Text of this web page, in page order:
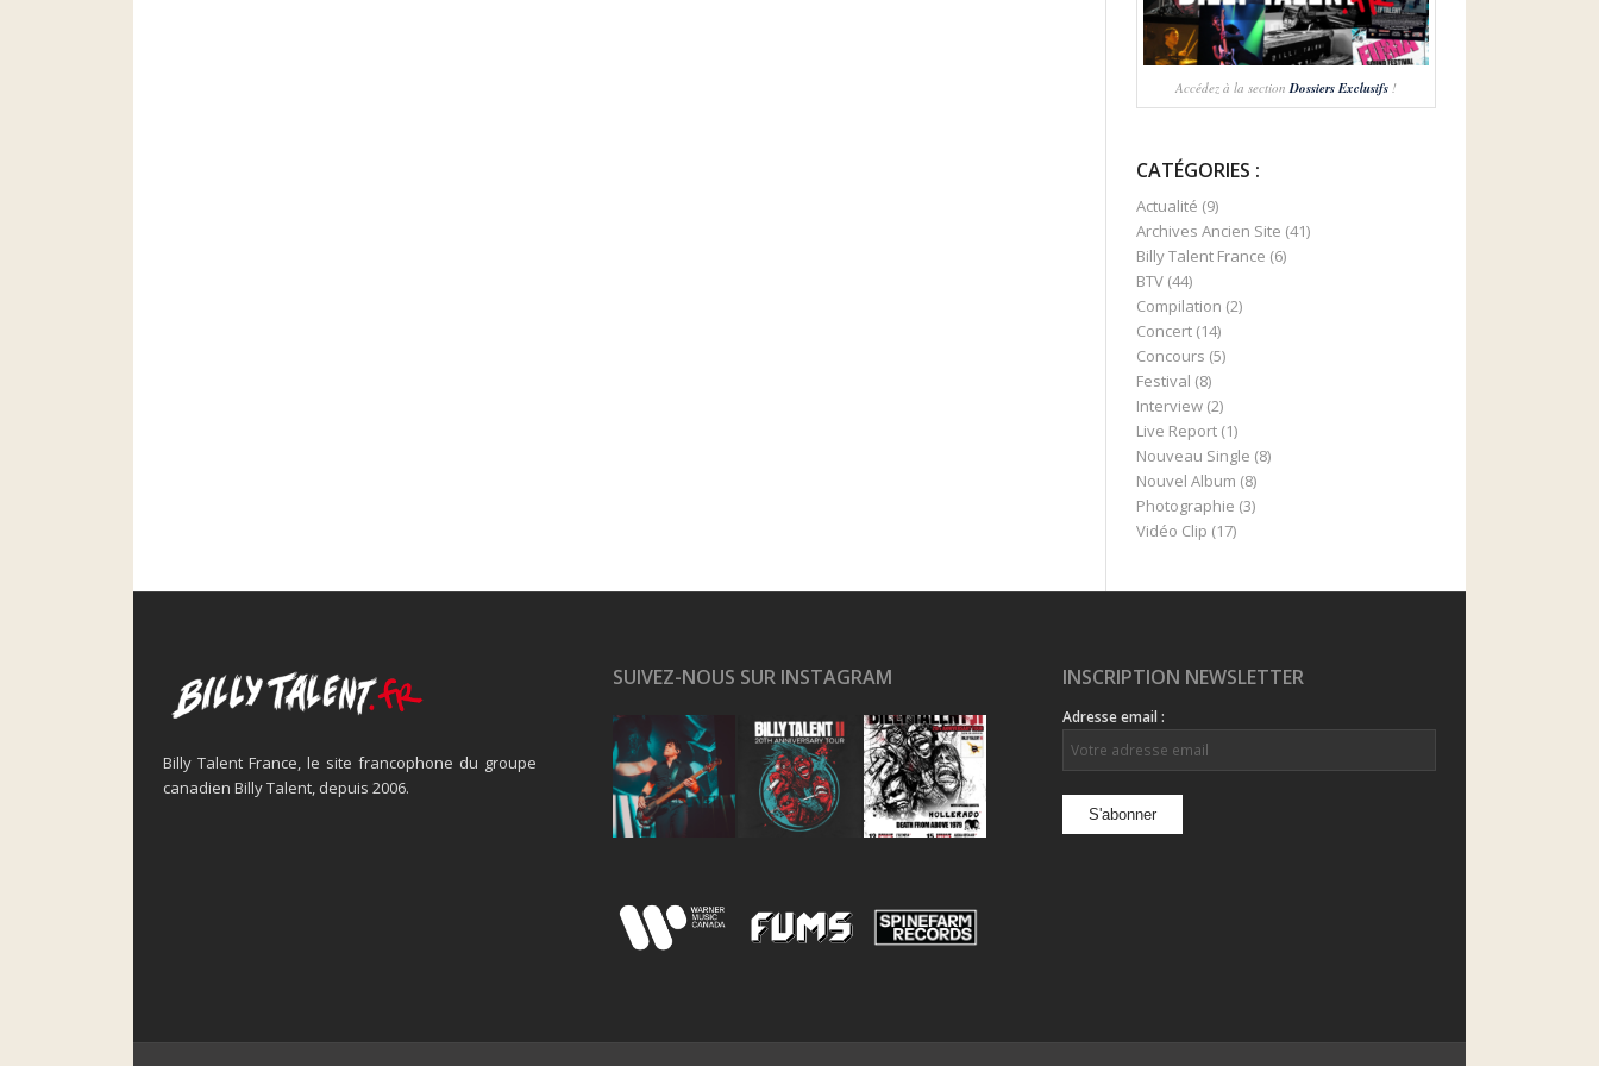
Accédez à la sectionDossiers Exclusifs!
CATÉGORIES :
Actualité (9)
Archives Ancien Site (41)
Billy Talent France (6)
BTV(44)
Compilation (2)
Concert(14)
Concours (5)
Festival (8)
Interview(2)
Live Report(1)
Nouveau Single (8)
Nouvel Album (8)
Photographie (3)
Vidéo Clip (17)
Billy Talent France, le site francophone du groupe
canadien Billy Talent, depuis 2006.
SUIVEZ-NOUS SUR INSTAGRAM INSCRIPTION NEWSLETTER
Adresse email :